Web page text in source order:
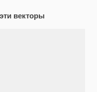
векторы